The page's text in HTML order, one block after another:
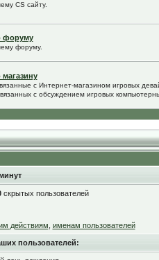
CS сайту.
форуму
форуму.
с Интернет-магазином игровых
с обсуждением игровых
скрытых пользователей
действиям именам пользователей
пользователей: